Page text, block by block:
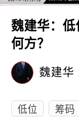
魏建华：
何方？
魏建华
低位 筹码